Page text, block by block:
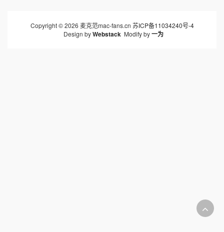
Copyright © 2026 麦克范mac-fans.cn 苏ICP备11034240号-4
Design byWebstack Modify by一为